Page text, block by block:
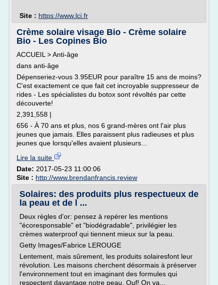
Site : https://www.lci.fr
Crème solaire visage Bio - Crème solaire
Bio - Les Copines Bio
ACCUEIL > Anti-âge
dans anti-âge
Dépenseriez-vous 3.95EUR pour paraître 15 ans de moins?
C'est exactement ce que fait cet incroyable suppresseur de
rides - Les spécialistes du botox sont révoltés par cette
découverte!
2,391,558 |
656 - À 70 ans et plus, nos 6 grand-mères ont l'air plus
jeunes que jamais. Elles paraissent plus radieuses et plus
jeunes que lorsqu'elles avaient plusieurs...
Lire la suite
Date: 2017-05-23 11:00:06
Site : http://www.brendanfrancis.review
Solaires: des produits plus respectueux de
la peau et de l ...
Deux règles d'or: pensez à repérer les mentions
"écoresponsable" et "biodégradable", privilégier les
crèmes waterproof qui tiennent mieux sur la peau.
Getty Images/Fabrice LEROUGE
Lentement, mais sûrement, les produits solairesfont leur
révolution. Les maisons cherchent désormais à préserver
l'environnement tout en imaginant des formules qui
respectent davantage notre peau. Ouf! On va...